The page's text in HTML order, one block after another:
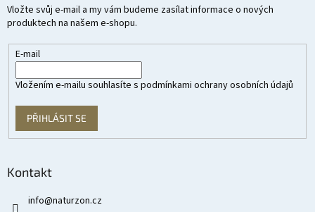
Vložte svůj e-mail a my vám budeme zasílat informace o nových
produktech na našem e-shopu.
E-mail
Vložením e-mailu souhlasíte s podmínkami ochrany osobních údajů
PŘIHLÁSIT SE
Kontakt
info@naturzon.cz